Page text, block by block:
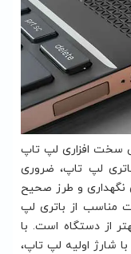
سخت‌ افزاری لپ تاپ
لپ تاپ، ضروری
نگهداری و طرز صحیح
مناسب از باتری لپ
از دستگاه است. با
شارژ اولیه لپ تاپ،